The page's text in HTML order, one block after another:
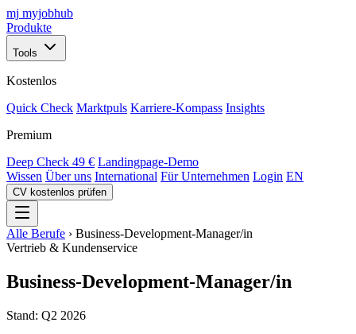
mj myjobhub
Produkte
Tools
Kostenlos
Quick Check Marktpuls Karriere-Kompass Insights
Premium
Deep Check 49 € Landingpage-Demo
Wissen Über uns International Für Unternehmen Login EN
CV kostenlos prüfen
Alle Berufe › Business-Development-Manager/in
Vertrieb & Kundenservice
Business-Development-Manager/in
Stand: Q2 2026